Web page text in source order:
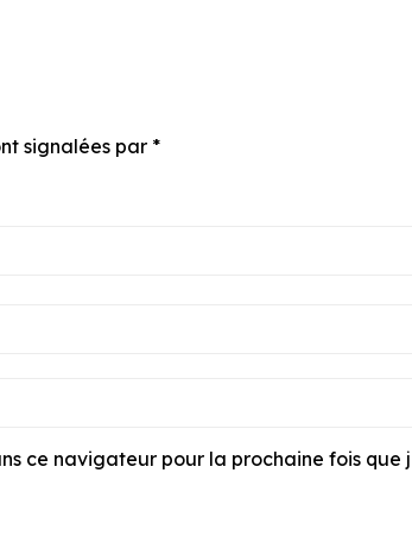
signalées par *
ce navigateur pour la prochaine fois que